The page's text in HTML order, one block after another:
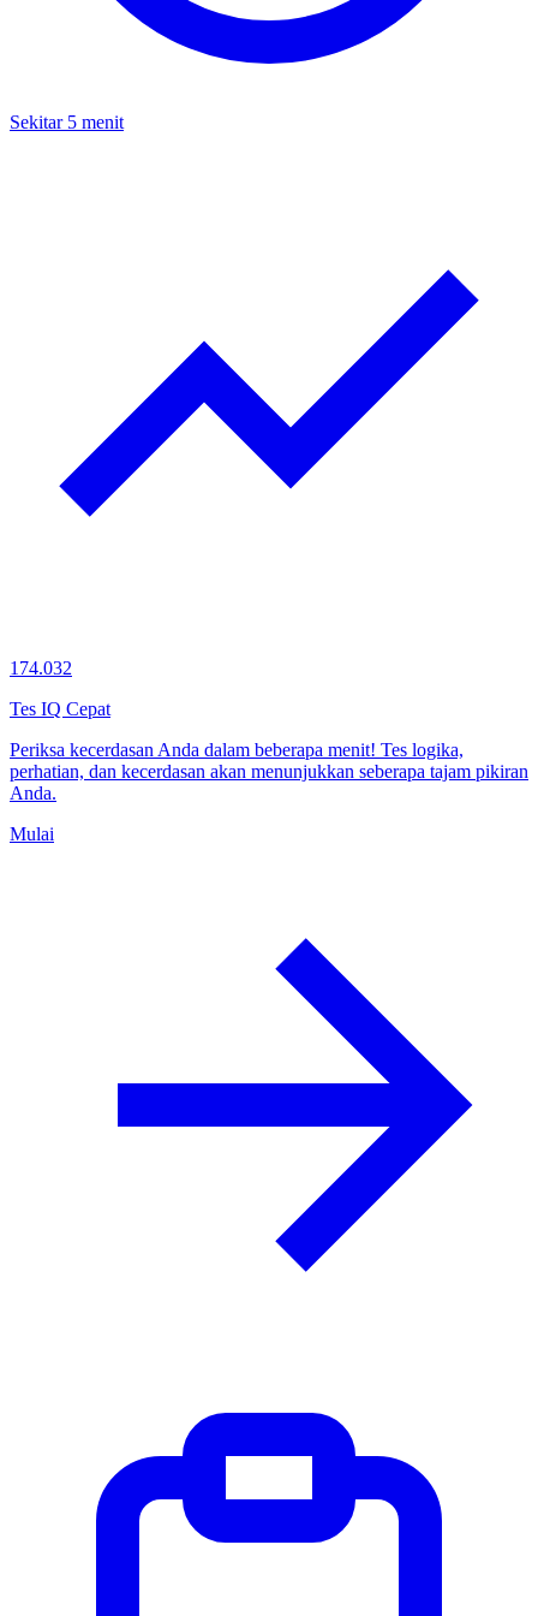
Sekitar 5 menit
174.032
Tes IQ Cepat
Periksa kecerdasan Anda dalam beberapa menit! Tes logika,
perhatian, dan kecerdasan akan menunjukkan seberapa tajam pikiran
Anda.
Mulai